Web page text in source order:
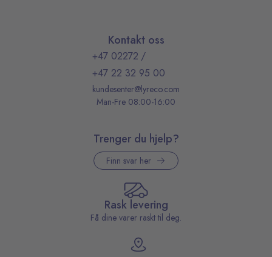
Kontakt oss
+47 02272 /
+47 22 32 95 00
kundesenter@lyreco.com
Man-Fre 08:00-16:00
Trenger du hjelp?
Finn svar her
Rask levering
Få dine varer raskt til deg.